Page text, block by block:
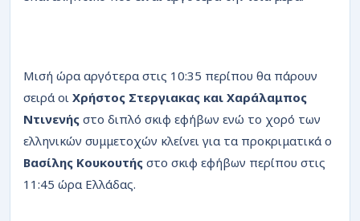
Μισή ώρα αργότερα στις 10:35 περίπου θα πάρουν
σειρά οι Χρήστος Στεργιακας και Χαράλαμπος
Ντινενής στο διπλό σκιφ εφήβων ενώ το χορό των
ελληνικών συμμετοχών κλείνει για τα προκριματικά ο
Βασίλης Κουκουτής στο σκιφ εφήβων περίπου στις
11:45 ώρα Ελλάδας.